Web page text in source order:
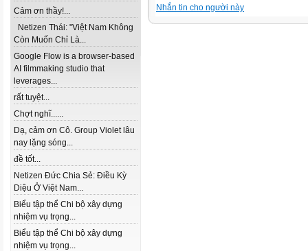
Cảm ơn thầy!...
Netizen Thái: "Việt Nam Không
Còn Muốn Chỉ Là...
Google Flow is a browser-based
AI filmmaking studio that
leverages...
rất tuyệt...
Chợt nghĩ......
Dạ, cảm ơn Cô. Group Violet lâu
nay lặng sóng...
đề tốt...
Netizen Đức Chia Sẻ: Điều Kỳ
Diệu Ở Việt Nam...
Biểu tập thể Chi bộ xây dựng
nhiệm vụ trọng...
Biểu tập thể Chi bộ xây dựng
nhiệm vụ trọng...
Nhắn tin cho người này